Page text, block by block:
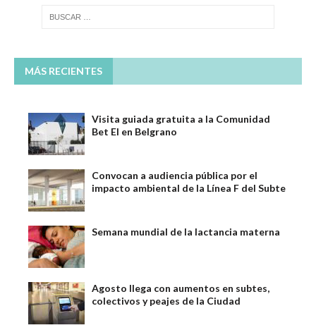
MÁS RECIENTES
Visita guiada gratuita a la Comunidad
Bet El en Belgrano
Convocan a audiencia pública por el
impacto ambiental de la Línea F del Subte
Semana mundial de la lactancia materna
Agosto llega con aumentos en subtes,
colectivos y peajes de la Ciudad